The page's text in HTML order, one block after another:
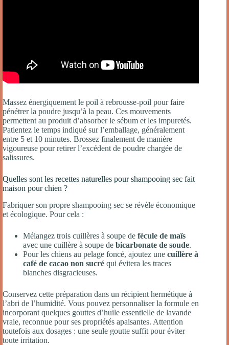
Massez énergiquement le poil à rebrousse-poil pour faire
pénétrer la poudre jusqu’à la peau. Ces mouvements
permettent au produit d’absorber le sébum et les impuretés.
Patientez le temps indiqué sur l’emballage, généralement
entre 5 et 10 minutes. Brossez finalement de manière
vigoureuse pour retirer l’excédent de poudre chargée de
salissures.
Quelles sont les recettes naturelles pour shampooing sec fait
maison pour chien ?
Fabriquer son propre shampooing sec se révèle économique
et écologique. Pour cela :
Mélangez trois cuillères à soupe de fécule de maïs
avec une cuillère à soupe de bicarbonate de soude.
Pour les chiens au pelage foncé, ajoutez une cuillère à
café de cacao non sucré qui évitera les traces
blanches disgracieuses.
Conservez cette préparation dans un récipient hermétique à
l’abri de l’humidité. Vous pouvez personnaliser la formule en
incorporant quelques gouttes d’huile essentielle de lavande
vraie, reconnue pour ses propriétés apaisantes. Attention
toutefois aux dosages : une seule goutte suffit pour éviter
toute irritation.